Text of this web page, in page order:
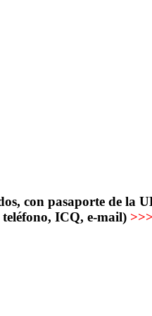
con pasaporte de la
ICQ, e-mail)